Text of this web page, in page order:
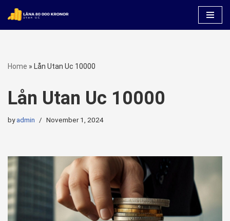
Skip
Home » Lån Utan Uc 10000
Lån Utan Uc 10000
byadmin November 1, 2024